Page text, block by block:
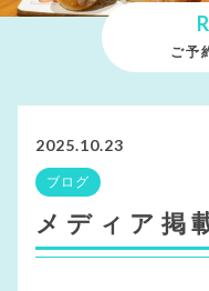
ご予
2025.10.23
ブログ
メディア掲